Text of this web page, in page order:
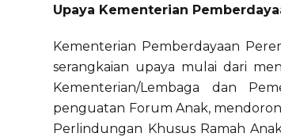
Upaya Kementerian
Kementerian Pemberdayaan
serangkaian upaya mulai dari
Kementerian/Lembaga dan
penguatan Forum Anak,
Perlindungan Khusus Ramah